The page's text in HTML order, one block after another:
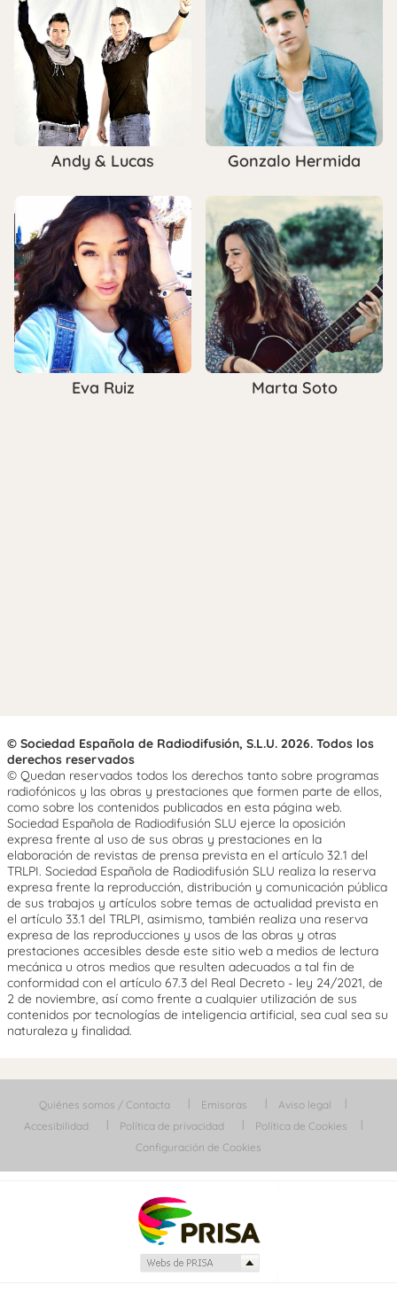
Andy & Lucas Gonzalo Hermida
Eva Ruiz Marta Soto
© Sociedad Española de Radiodifusión, S.L.U. 2026. Todos los
derechos reservados
© Quedan reservados todos los derechos tanto sobre programas
radiofónicos y las obras y prestaciones que formen parte de ellos,
como sobre los contenidos publicados en esta página web.
Sociedad Española de Radiodifusión SLU ejerce la oposición
expresa frente al uso de sus obras y prestaciones en la
elaboración de revistas de prensa prevista en el artículo 32.1 del
TRLPI. Sociedad Española de Radiodifusión SLU realiza la reserva
expresa frente la reproducción, distribución y comunicación pública
de sus trabajos y artículos sobre temas de actualidad prevista en
el artículo 33.1 del TRLPI, asimismo, también realiza una reserva
expresa de las reproducciones y usos de las obras y otras
prestaciones accesibles desde este sitio web a medios de lectura
mecánica u otros medios que resulten adecuados a tal fin de
conformidad con el artículo 67.3 del Real Decreto - ley 24/2021, de
2 de noviembre, así como frente a cualquier utilización de sus
contenidos por tecnologías de inteligencia artificial, sea cual sea su
naturaleza y finalidad.
Quiénes somos / Contacta Emisoras
Aviso legal
Accesibilidad
Política de privacidad
Política de Cookies
Configuración de Cookies